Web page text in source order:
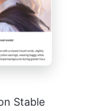
Stable